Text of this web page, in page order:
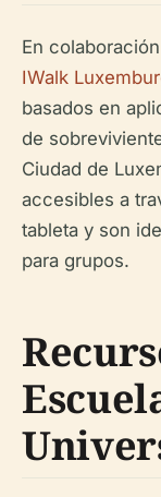
En
IWalk
basados en
de
Ciudad de
accesibles a
tableta y son
para grupos.